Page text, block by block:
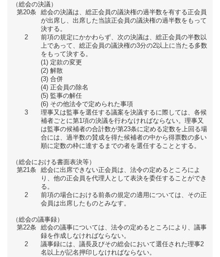
（総会の決議）
第20条
総会の決議は、総正会員の議決権の過半数を有する正会員
が出席し、出席した当該正会員の議決権の過半数をもって
決する。
2
前項の規定にかかわらず、次の決議は、総正会員の半数以
上であって、総正会員の議決権の3分の2以上に当たる多数
をもって決する。
定款の変更
解散
合併
正会員の除名
監事の解任
その他法令で定められた事項
3
理事又は監事を選任する議案を決議するに際しては、各候
補者ごとに第1項の決議を行わなければならない。理事又
は監事の候補者の合計数が第23条に定める定数を上回る場
合には、過半数の賛成を得た候補者の中から得票数の多い
順に定数の枠に達するまでの者を選任することとする。
（総会における書面表決等）
第21条
総会に出席できない正会員は、法令の定めるところによ
り、他の正会員を代理人として表決を委任することができ
る。
2
前項の場合における前条の規定の適用については、その正
会員は出席したものとみなす。
（総会の議事録）
第22条
総会の議事については、法令の定めるところにより、議事
録を作成しなければならない。
2
議事録には、議長及びその総会において選任された理事2
名以上が記名押印しなければならない。